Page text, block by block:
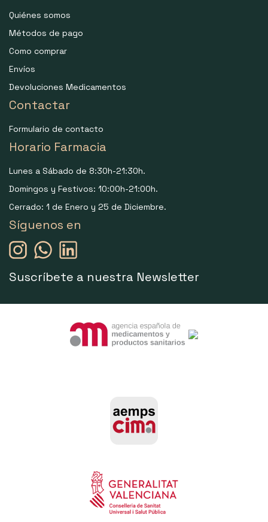
Quiénes somos
Métodos de pago
Como comprar
Envíos
Devoluciones Medicamentos
Contactar
Formulario de contacto
Horario Farmacia
Lunes a Sábado de 8:30h-21:30h.
Domingos y Festivos: 10:00h-21:00h.
Cerrado: 1 de Enero y 25 de Diciembre.
Síguenos en
Suscríbete a nuestra Newsletter